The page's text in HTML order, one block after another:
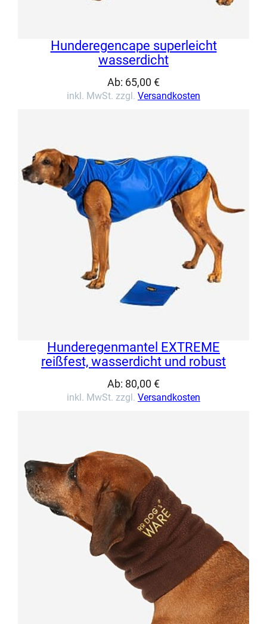
Hunderegencape superleicht
wasserdicht
Ab: 65,00 €
inkl. MwSt. zzgl. Versandkosten
Hunderegenmantel EXTREME
reißfest, wasserdicht und robust
Ab: 80,00 €
inkl. MwSt. zzgl. Versandkosten